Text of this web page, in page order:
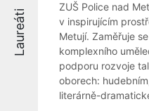
Laureáti
ZUŠ Police nad
v inspirujícím
Metují. Zaměřuje
komplexního
podporu rozvoje
oborech:
literárně-